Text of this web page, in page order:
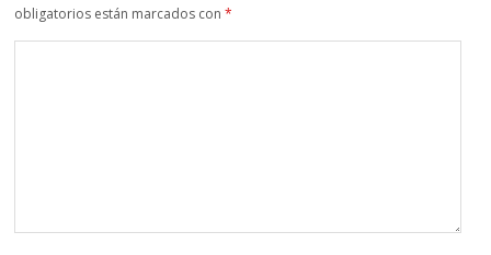
obligatorios están marcados con*